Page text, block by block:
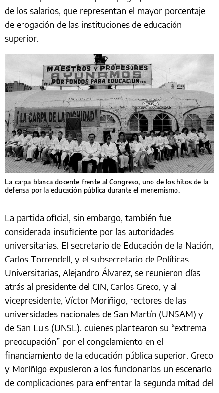
de los salarios, que representan el mayor porcentaje
de erogación de las instituciones de educación
superior.
La carpa blanca docente frente al Congreso, uno de los hitos de la
defensa por la educación pública durante el menemismo.
La partida oficial, sin embargo, también fue
considerada insuficiente por las autoridades
universitarias. El secretario de Educación de la Nación,
Carlos Torrendell, y el subsecretario de Políticas
Universitarias, Alejandro Álvarez, se reunieron días
atrás al presidente del CIN, Carlos Greco, y al
vicepresidente, Víctor Moriñigo, rectores de las
universidades nacionales de San Martín (UNSAM) y
de San Luis (UNSL). quienes plantearon su “extrema
preocupación” por el congelamiento en el
financiamiento de la educación pública superior. Greco
y Moriñigo expusieron a los funcionarios un escenario
de complicaciones para enfrentar la segunda mitad del